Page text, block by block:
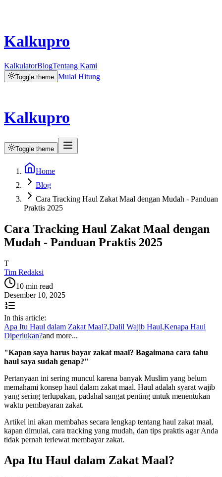
Kalkupro
KalkulatorBlogTentang Kami
Toggle theme Mulai Hitung
Kalkupro
Toggle theme
Home
Blog
Cara Tracking Haul Zakat Maal dengan Mudah - Panduan
Praktis 2025
Cara Tracking Haul Zakat Maal dengan
Mudah - Panduan Praktis 2025
T
Tim Redaksi
10 min read
Desember 10, 2025
In this article:
Apa Itu Haul dalam Zakat Maal?,Dalil Wajib Haul,Kenapa Haul
Diperlukan?and more...
"Kapan saya harus bayar zakat maal? Bagaimana cara tahu
haul saya sudah genap?"
Pertanyaan ini sering muncul karena banyak Muslim yang belum
memahami konsep haul dalam zakat maal. Haul adalah syarat wajib
yang sering terlupakan, padahal sangat penting untuk menentukan
waktu pembayaran zakat.
Artikel ini akan membahas secara lengkap tentang haul zakat maal,
kapan dimulai, cara tracking yang mudah, dan tips praktis agar Anda
tidak pernah terlewat membayar zakat.
Apa Itu Haul dalam Zakat Maal?